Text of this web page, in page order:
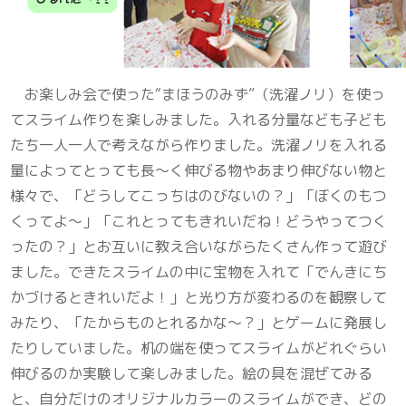
お楽しみ会で使った“まほうのみず”（洗濯ノリ）を使っ
てスライム作りを楽しみました。入れる分量なども子ども
たち一人一人で考えながら作りました。洗濯ノリを入れる
量によってとっても長～く伸びる物やあまり伸びない物と
様々で、「どうしてこっちはのびないの？」「ぼくのもつ
くってよ～」「これとってもきれいだね！どうやってつく
ったの？」とお互いに教え合いながらたくさん作って遊び
ました。できたスライムの中に宝物を入れて「でんきにち
かづけるときれいだよ！」と光り方が変わるのを観察して
みたり、「たからものとれるかな～？」とゲームに発展し
たりしていました。机の端を使ってスライムがどれぐらい
伸びるのか実験して楽しみました。絵の具を混ぜてみる
と、自分だけのオリジナルカラーのスライムができ、どの